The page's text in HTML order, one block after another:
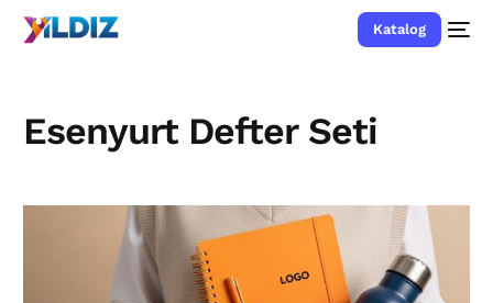
Katalog
Esenyurt Defter Seti